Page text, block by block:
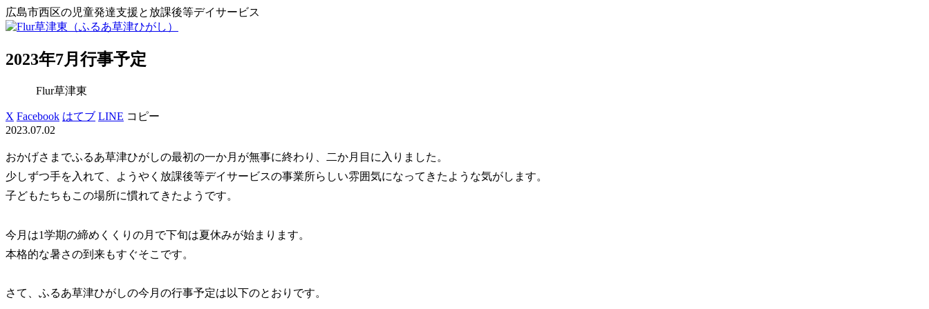
広島市西区の児童発達支援と放課後等デイサービス
2023年7月行事予定
Flur草津東
X Facebook はてブ LINE コピー
2023.07.02
おかげさまでふるあ草津ひがしの最初の一か月が無事に終わり、二か月目に入りました。
少しずつ手を入れて、ようやく放課後等デイサービスの事業所らしい雰囲気になってきたような気がします。
子どもたちもこの場所に慣れてきたようです。
今月は1学期の締めくくりの月で下旬は夏休みが始まります。
本格的な暑さの到来もすぐそこです。
さて、ふるあ草津ひがしの今月の行事予定は以下のとおりです。